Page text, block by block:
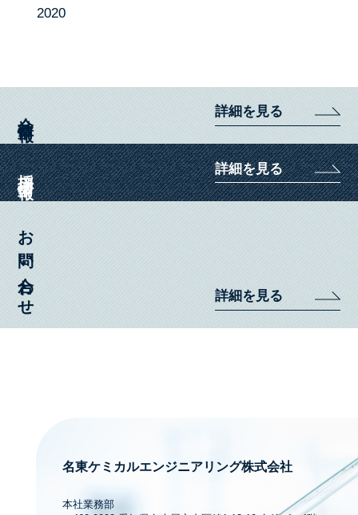
2020
詳細を見る
採用情報 詳細を見る
お問い合わせ 詳細を見る
名東ケミカルエンジニアリング株式会社
本社業務部